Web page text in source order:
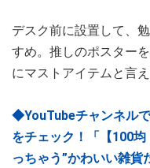
デスク前に設置して、
すめ。推しのポスター
にマストアイテムと言え
◆YouTubeチャンネル
をチェック！「【100
っちゃう”かわいい雑貨